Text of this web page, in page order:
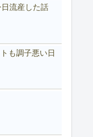
流産した話
も調子悪い日